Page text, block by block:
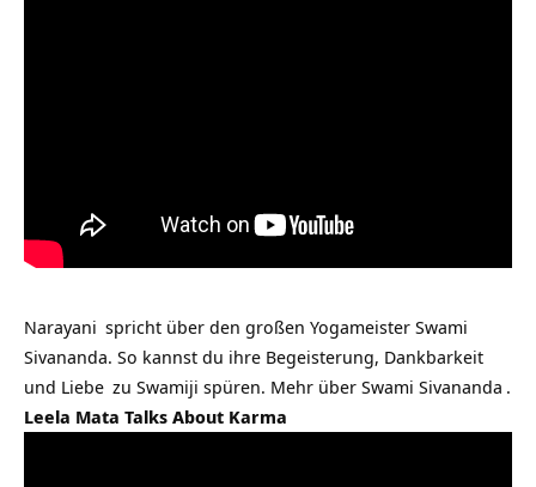
Narayani spricht über den großen Yogameister Swami
Sivananda. So kannst du ihre Begeisterung, Dankbarkeit
und Liebe zu Swamiji spüren. Mehr über Swami Sivananda .
Leela Mata Talks About Karma